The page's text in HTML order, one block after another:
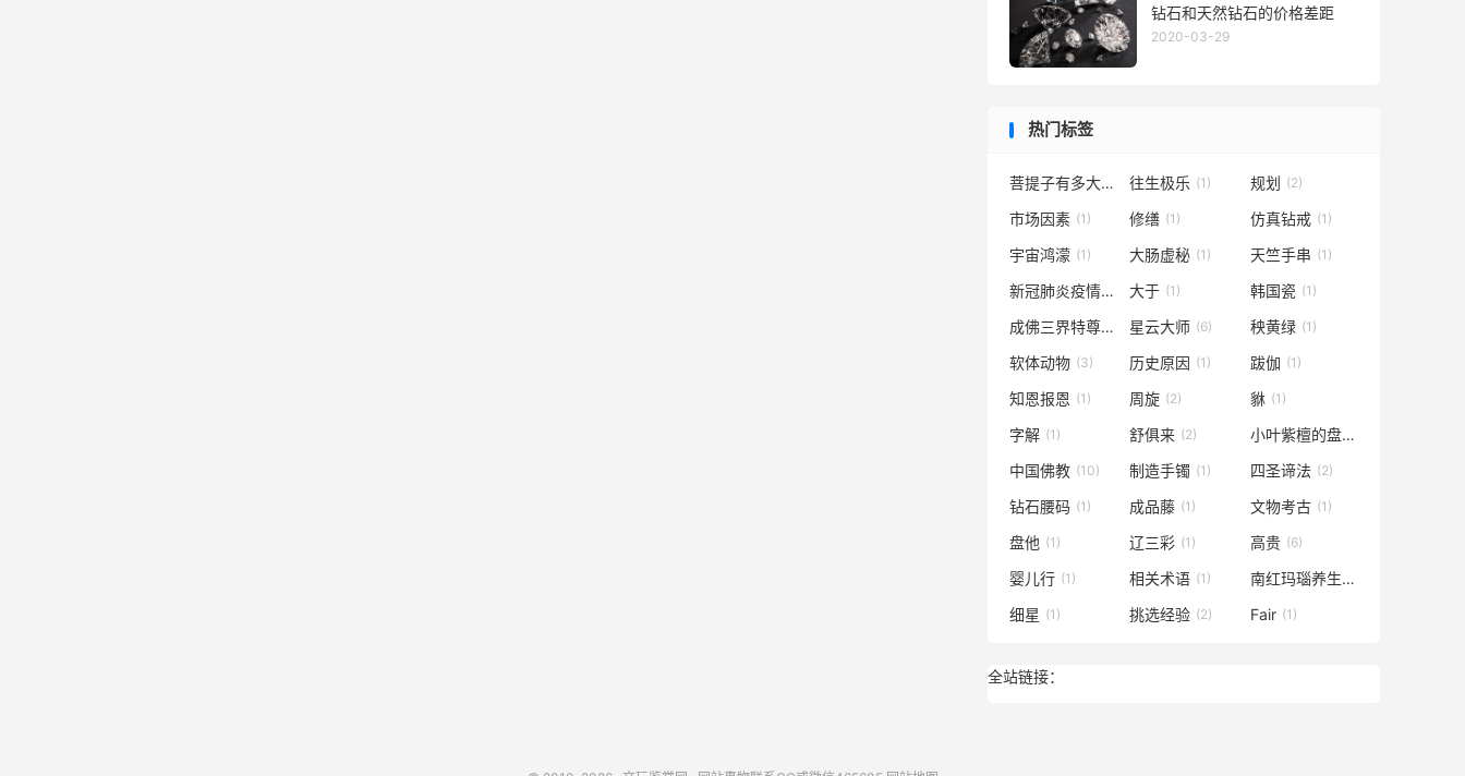
钻石和天然钻石的价格差距
2020-03-29
热门标签
菩提子有多大
(1) 往生极乐 (1) 规划 (2)
市场因素 (1) 修缮 (1) 仿真钻戒 (1)
宇宙鸿濛 (1) 大肠虚秘 (1) 天竺手串 (1)
新冠肺炎疫情
(1) 大于 (1) 韩国瓷 (1)
成佛三界特尊
(1) 星云大师 (6) 秧黄绿 (1)
软体动物 (3) 历史原因 (1) 跋伽 (1)
知恩报恩 (1) 周旋 (2) 貅 (1)
字解 (1) 舒俱来 (2) 小叶紫檀的盘玩
中国佛教 (10) 制造手镯 (1) 四圣谛法 (2)
钻石腰码 (1) 成品藤 (1) 文物考古 (1)
盘他 (1) 辽三彩 (1) 高贵 (6)
婴儿行 (1) 相关术语 (1) 南红玛瑙养生
(1)
细星 (1) 挑选经验 (2) Fair (1)
全站链接：